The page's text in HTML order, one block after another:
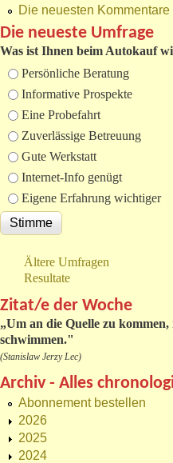
Die neuesten Kommentare
Die neueste Umfrage
Was ist Ihnen beim Autokauf
Auswahlmöglichkeiten
Persönliche Beratung
Informative Prospekte
Eine Probefahrt
Zuverlässige Betreuung
Gute Werkstatt
Internet-Info genügt
Eigene Erfahrung wichtiger
Ältere Umfragen
Resultate
Zitat/e der Woche
„Um an die Quelle zu kommen,
schwimmen."
(Stanislaw Jerzy Lec)
Archiv - Alles
Abonnement bestellen
2026
2025
2024